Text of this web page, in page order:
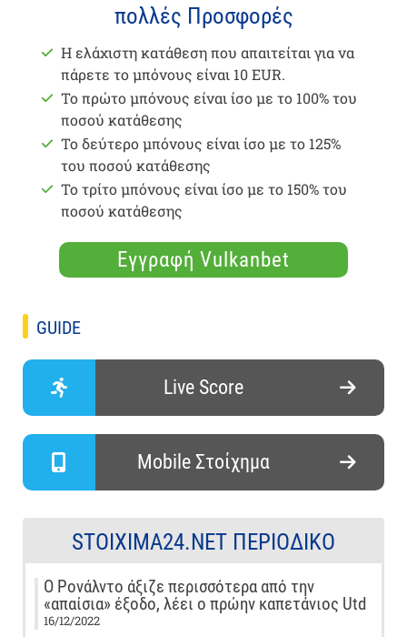
πολλές Προσφορές
Η ελάχιστη κατάθεση που απαιτείται για να
πάρετε το μπόνους είναι 10 EUR.
Το πρώτο μπόνους είναι ίσο με το 100% του
ποσού κατάθεσης
Το δεύτερο μπόνους είναι ίσο με το 125%
του ποσού κατάθεσης
Το τρίτο μπόνους είναι ίσο με το 150% του
ποσού κατάθεσης
Εγγραφή Vulkanbet
GUIDE
Live Score
Mobile Στοίχημα
STOIXIMA24.NET ΠΕΡΙΟΔΙΚΌ
Ο Ρονάλντο άξιζε περισσότερα από την
«απαίσια» έξοδο, λέει ο πρώην καπετάνιος Utd
16/12/2022